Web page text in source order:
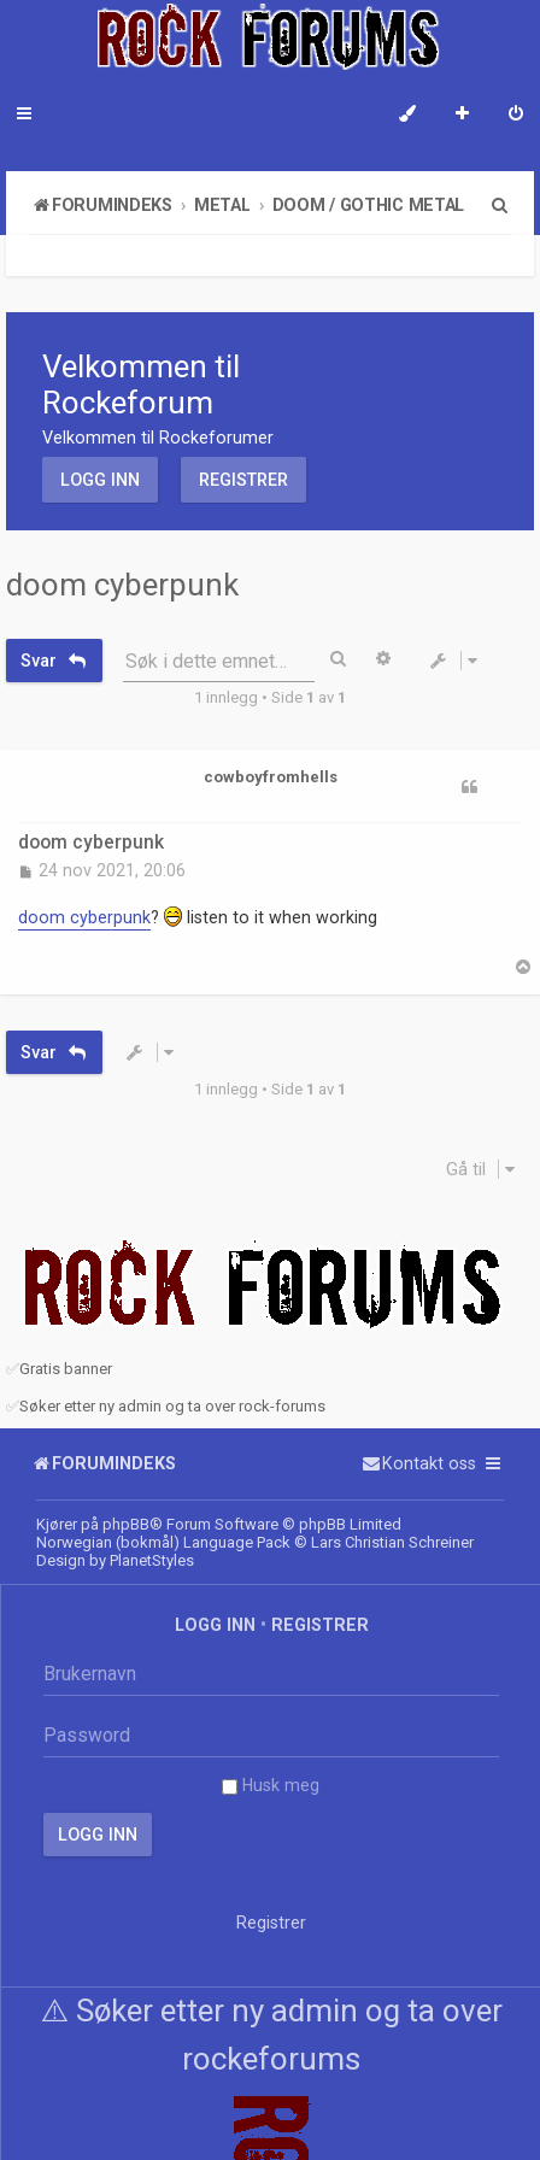
FORUMINDEKS METAL DOOM / GOTHIC METAL
Velkommen til
Rockeforum
Velkommen til Rockeforumer
LOGG INN REGISTRER
doom cyberpunk
Svar Søk i dette emnet… Søk Avansert søk
1 innlegg • Side 1 av 1
cowboyfromhells
doom cyberpunk
L
g
g
24 nov 2021, 20:06
doom cyberpunk? listen to it when working
Svar
1 innlegg • Side 1 av 1
Gå til
✅Gratis banner
✅Søker etter ny admin og ta over rock-forums
FORUMINDEKS Kontakt oss
Kjører på phpBB® Forum Software © phpBB Limited
Norwegian (bokmål) Language Pack © Lars Christian Schreiner
Design by PlanetStyles
LOGG INN • REGISTRER
Husk meg
Registrer
⚠️ Søker etter ny admin og ta over
rockeforums